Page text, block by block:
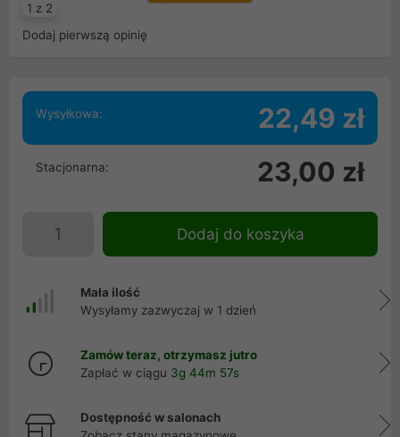
1 z 2
Dodaj pierwszą opinię
Wysyłkowa: 22,49 zł
Stacjonarna: 23,00 zł
Dodaj do koszyka
Mała ilość
Wysyłamy zazwyczaj w 1 dzień
Zamów teraz, otrzymasz jutro
Zapłać w ciągu 3g 44m 57s
Dostępność w salonach